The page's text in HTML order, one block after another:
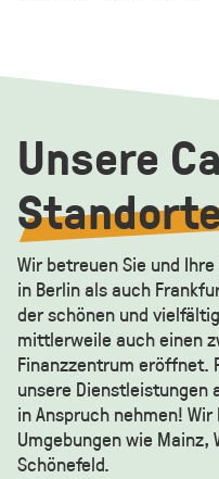
Unsere
Wir betreuen Sie und
in Berlin als auch
der schönen und
mittlerweile auch einen
Finanzzentrum eröffnet.
unsere Dienstleistungen
in Anspruch nehmen!
Umgebungen wie Mainz,
Schönefeld.